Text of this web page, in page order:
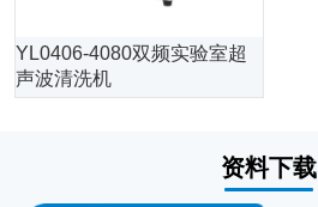
YL0406-4080双频实验室超
声波清洗机
资料下载